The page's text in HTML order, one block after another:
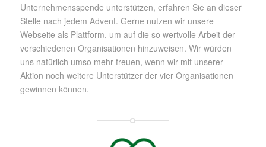
Unternehmensspende unterstützen, erfahren Sie an dieser
Stelle nach jedem Advent. Gerne nutzen wir unsere
Webseite als Plattform, um auf die so wertvolle Arbeit der
verschiedenen Organisationen hinzuweisen. Wir würden
uns natürlich umso mehr freuen, wenn wir mit unserer
Aktion noch weitere Unterstützer der vier Organisationen
gewinnen können.